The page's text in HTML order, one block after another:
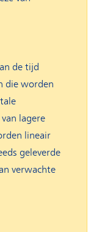
de tijd
die worden
lagere
lineair
geleverde
verwachte